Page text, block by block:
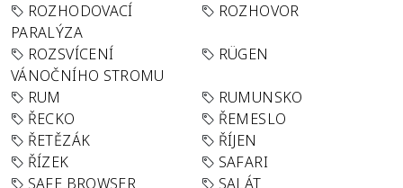
ROZHODOVACÍ
PARALÝZA
ROZHOVOR
ROZSVÍCENÍ
VÁNOČNÍHO STROMU
RÜGEN
RUM
RUMUNSKO
ŘECKO
ŘEMESLO
ŘETĚZÁK
ŘÍJEN
ŘÍZEK
SAFARI
SAFE BROWSER
SALÁT